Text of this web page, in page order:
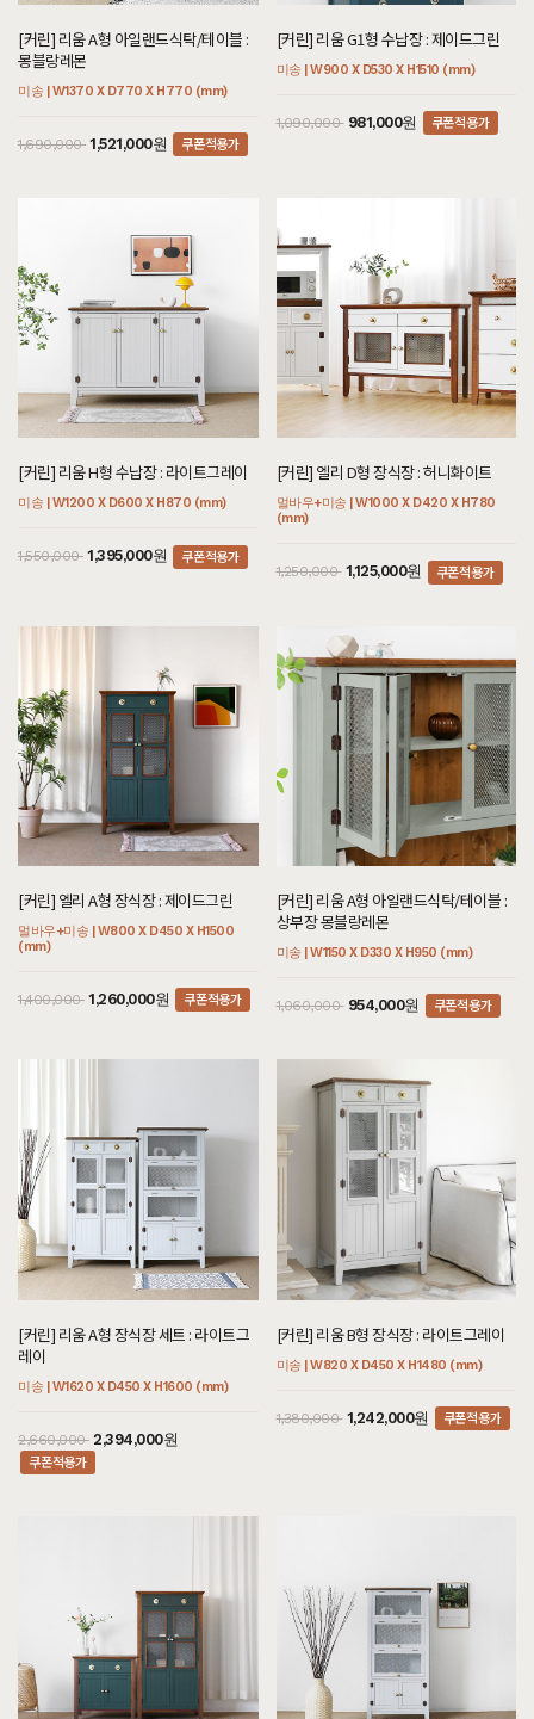
[커린] 리움 A형 아일랜드식탁/테이블 :
몽블랑레몬
미송 | W1370 X D770 X H770 (mm)
1,690,000 1,521,000원 쿠폰적용가
[커린] 리움 G1형 수납장 : 제이드그린
미송 | W900 X D530 X H1510 (mm)
1,090,000 981,000원 쿠폰적용가
[커린] 리움 H형 수납장 : 라이트그레이
미송 | W1200 X D600 X H870 (mm)
1,550,000 1,395,000원 쿠폰적용가
[커린] 엘리 D형 장식장 : 허니화이트
멀바우+미송 | W1000 X D420 X H780
(mm)
1,250,000 1,125,000원 쿠폰적용가
[커린] 엘리 A형 장식장 : 제이드그린
멀바우+미송 | W800 X D450 X H1500
(mm)
1,400,000 1,260,000원 쿠폰적용가
[커린] 리움 A형 아일랜드식탁/테이블 :
상부장 몽블랑레몬
미송 | W1150 X D330 X H950 (mm)
1,060,000 954,000원 쿠폰적용가
[커린] 리움 A형 장식장 세트 : 라이트그
레이
미송 | W1620 X D450 X H1600 (mm)
2,660,000 2,394,000원
쿠폰적용가
[커린] 리움 B형 장식장 : 라이트그레이
미송 | W820 X D450 X H1480 (mm)
1,380,000 1,242,000원 쿠폰적용가